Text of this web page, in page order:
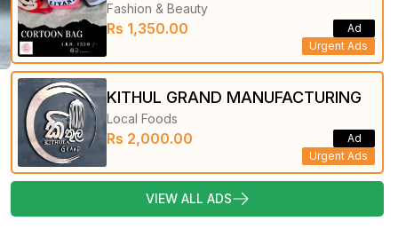
Fashion & Beauty
Rs 1,350.00
Urgent Ads
Ad
KITHUL GRAND MANUFACTURING
Local Foods
Rs 2,000.00
Urgent Ads
Ad
VIEW ALL ADS